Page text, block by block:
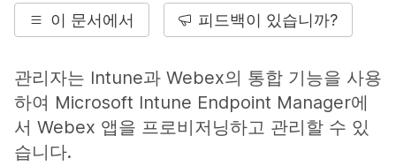
이 문서에서 피드백이 있습니까?
관리자는 Intune과 Webex의 통합 기능을 사용
하여 Microsoft Intune Endpoint Manager에
서 Webex 앱을 프로비저닝하고 관리할 수 있
습니다.